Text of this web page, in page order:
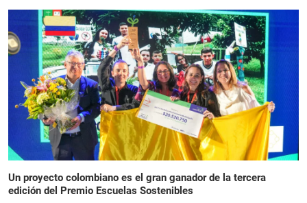
Un proyecto colombiano es el gran ganador de la tercera
edición del Premio Escuelas Sostenibles